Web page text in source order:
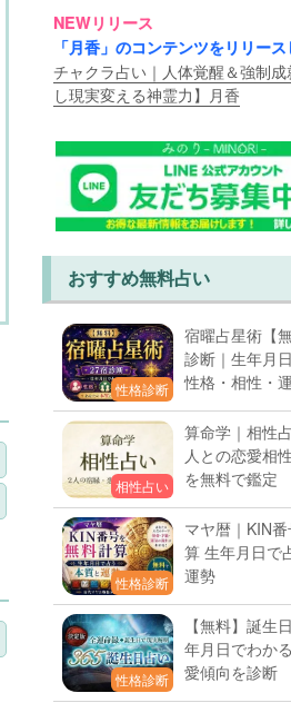
NEWリリース
「月香」のコンテンツをリリース
チャクラ占い｜人体覚醒＆強制
し現実変える神霊力】月香
おすすめ無料占い
性格診断
宿曜占星術【
診断｜生年月
性格・相性・
相性占い
算命学｜相性
人との恋愛相
を無料で鑑定
性格診断
マヤ暦｜KIN
算 生年月日で
運勢
性格診断
【無料】誕生
年月日でわか
愛傾向を診断